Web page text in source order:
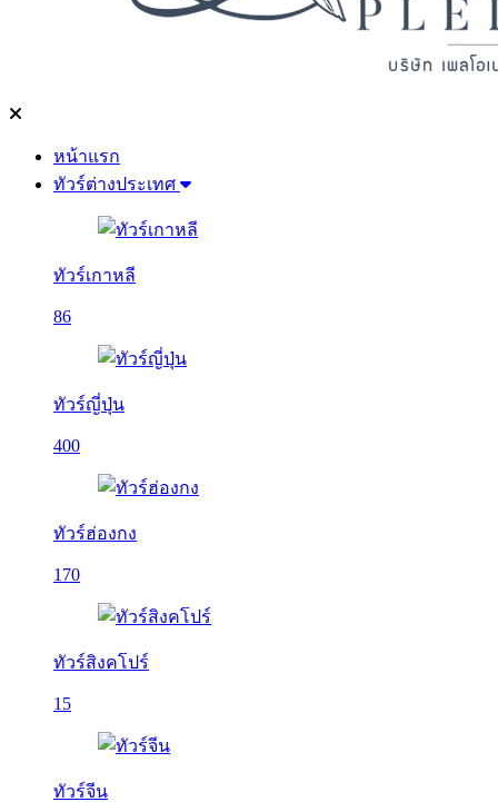
หน้าแรก
ทัวร์ต่างประเทศ
ทัวร์เกาหลี
86
ทัวร์ญี่ปุ่น
400
ทัวร์ฮ่องกง
170
ทัวร์สิงคโปร์
15
ทัวร์จีน